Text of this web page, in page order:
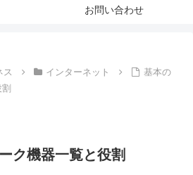
お問い合わせ
ス インターネット
基本の
ク機器一覧と役割